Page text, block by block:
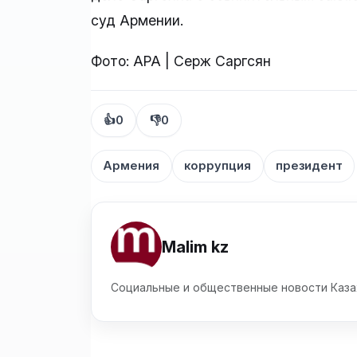
суд Армении.
Фото: APA | Серж Саргсян
👍0 👎0
Армения коррупция президент
Malim kz
Социальные и общественные новости